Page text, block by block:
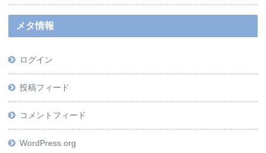
メタ情報
ログイン
投稿フィード
コメントフィード
WordPress.org